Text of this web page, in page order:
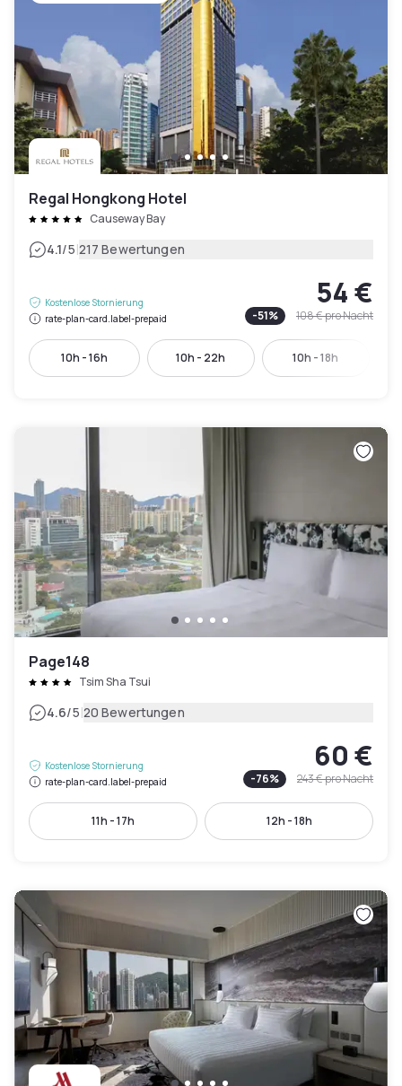
Regal Hongkong Hotel
Causeway Bay
4.1/5|217 Bewertungen
Kostenlose Stornierung
rate-plan-card.label-prepaid
54 €
-51% 108 €pro Nacht
10h - 16h 10h - 22h 10h - 18h
Page148
Tsim Sha Tsui
4.6/5|20 Bewertungen
Kostenlose Stornierung
rate-plan-card.label-prepaid
60 €
-76% 243 €pro Nacht
11h - 17h 12h - 18h